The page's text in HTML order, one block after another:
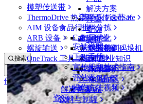
模塑传送带
ThermoDrive 热塑驱动传送带
AIM 设备
ARB 设备
螺旋输送
OneTrack 工具与组件
解决方案
英特乐 FoodSafe
批料分拣
布局优化
从包装机到码垛机
专业知识
服务
技术
解决方案
行业
食品行业
禽肉行业
鱼类和海鲜
果蔬行业
烘焙行业
休闲食品
乳制品
饮料与制罐
资源
CalcLab
安装说明
工程手册
宣传册和技术指南
评估表
操作方法视频
资源
支持
联系我们
保证
政策声明
常见问题
支持
搜索
打开菜单
传送带查找器
传送带查找器